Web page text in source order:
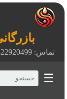
تماس: 22920499-021
☰